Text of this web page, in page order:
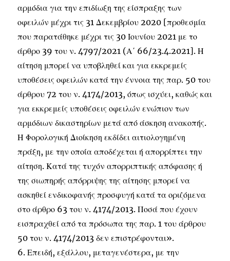
αρμόδια για την επιδίωξη της είσπραξης των
οφειλών μέχρι τις 31 Δεκεμβρίου 2020 [προθεσμία
που παρατάθηκε μέχρι τις 30 Ιουνίου 2021 με το
άρθρο 39 του ν. 4797/2021 (Α΄ 66/23.4.2021]. Η
αίτηση μπορεί να υποβληθεί και για εκκρεμείς
υποθέσεις οφειλών κατά την έννοια της παρ. 50 του
άρθρου 72 του ν. 4174/2013, όπως ισχύει, καθώς και
για εκκρεμείς υποθέσεις οφειλών ενώπιον των
αρμόδιων δικαστηρίων μετά από άσκηση ανακοπής.
Η Φορολογική Διοίκηση εκδίδει αιτιολογημένη
πράξη, με την οποία αποδέχεται ή απορρίπτει την
αίτηση. Κατά της τυχόν απορριπτικής απόφασης ή
της σιωπηρής απόρριψης της αίτησης μπορεί να
ασκηθεί ενδικοφανής προσφυγή κατά τα οριζόμενα
στο άρθρο 63 του ν. 4174/2013. Ποσά που έχουν
εισπραχθεί από τα πρόσωπα της παρ. 1 του άρθρου
50 του ν. 4174/2013 δεν επιστρέφονται».
6. Επειδή, εξάλλου, μεταγενέστερα, με την